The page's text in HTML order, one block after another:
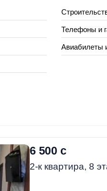
Телефоны и
Авиабилеты
6 500 с
2-к квартира, 8